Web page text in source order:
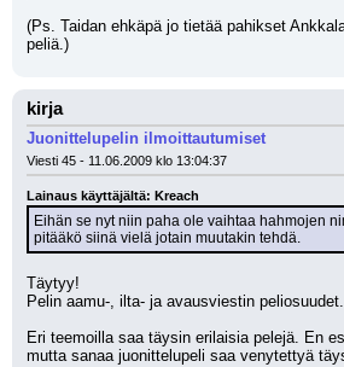
(Ps. Taidan ehkäpä jo tietää pahikset
peliä.)
kirja
Juonittelupelin ilmoittautumiset
Viesti 45 - 11.06.2009 klo 13:04:37
Lainaus käyttäjältä: Kreach
Eihän se nyt niin paha ole vaihtaa hahmojen
pitääkö siinä vielä jotain muutakin tehdä.
Täytyy!
Pelin aamu-, ilta- ja avausviestin peliosuudet.
Eri teemoilla saa täysin erilaisia pelejä. En
mutta sanaa juonittelupeli saa venytettyä